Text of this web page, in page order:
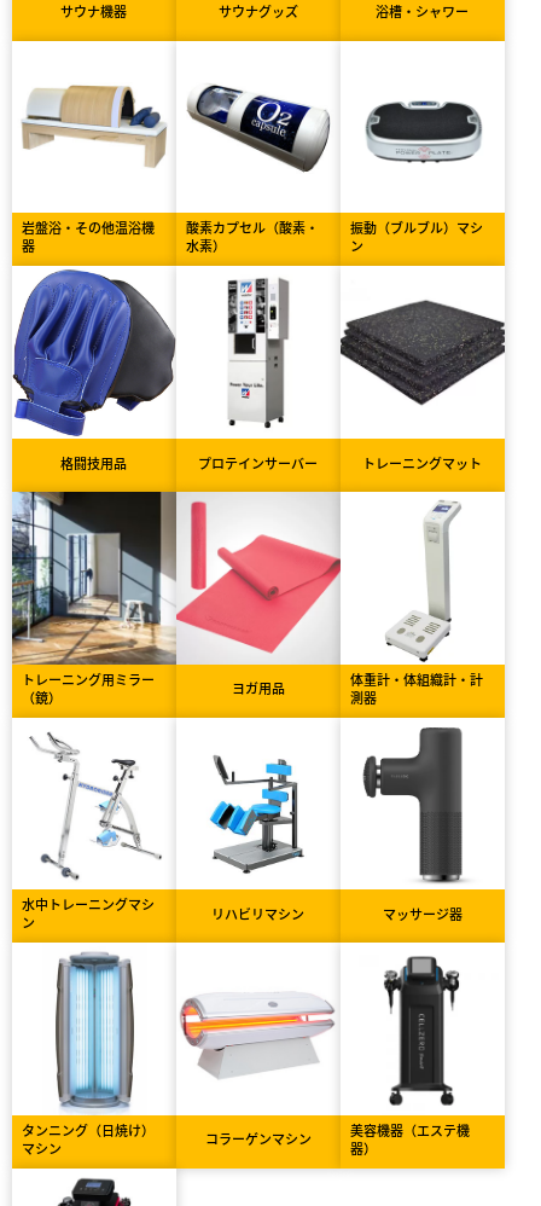
サウナ機器 サウナグッズ 浴槽・シャワー
岩盤浴・その他温浴機
器
酸素カプセル（酸素・
水素）
振動（ブルブル）マシ
ン
格闘技用品 プロテインサーバー トレーニングマット
トレーニング用ミラー
（鏡）
ヨガ用品
体重計・体組織計・計
測器
水中トレーニングマシ
ン
リハビリマシン マッサージ器
タンニング（日焼け）
マシン
コラーゲンマシン
美容機器（エステ機
器）